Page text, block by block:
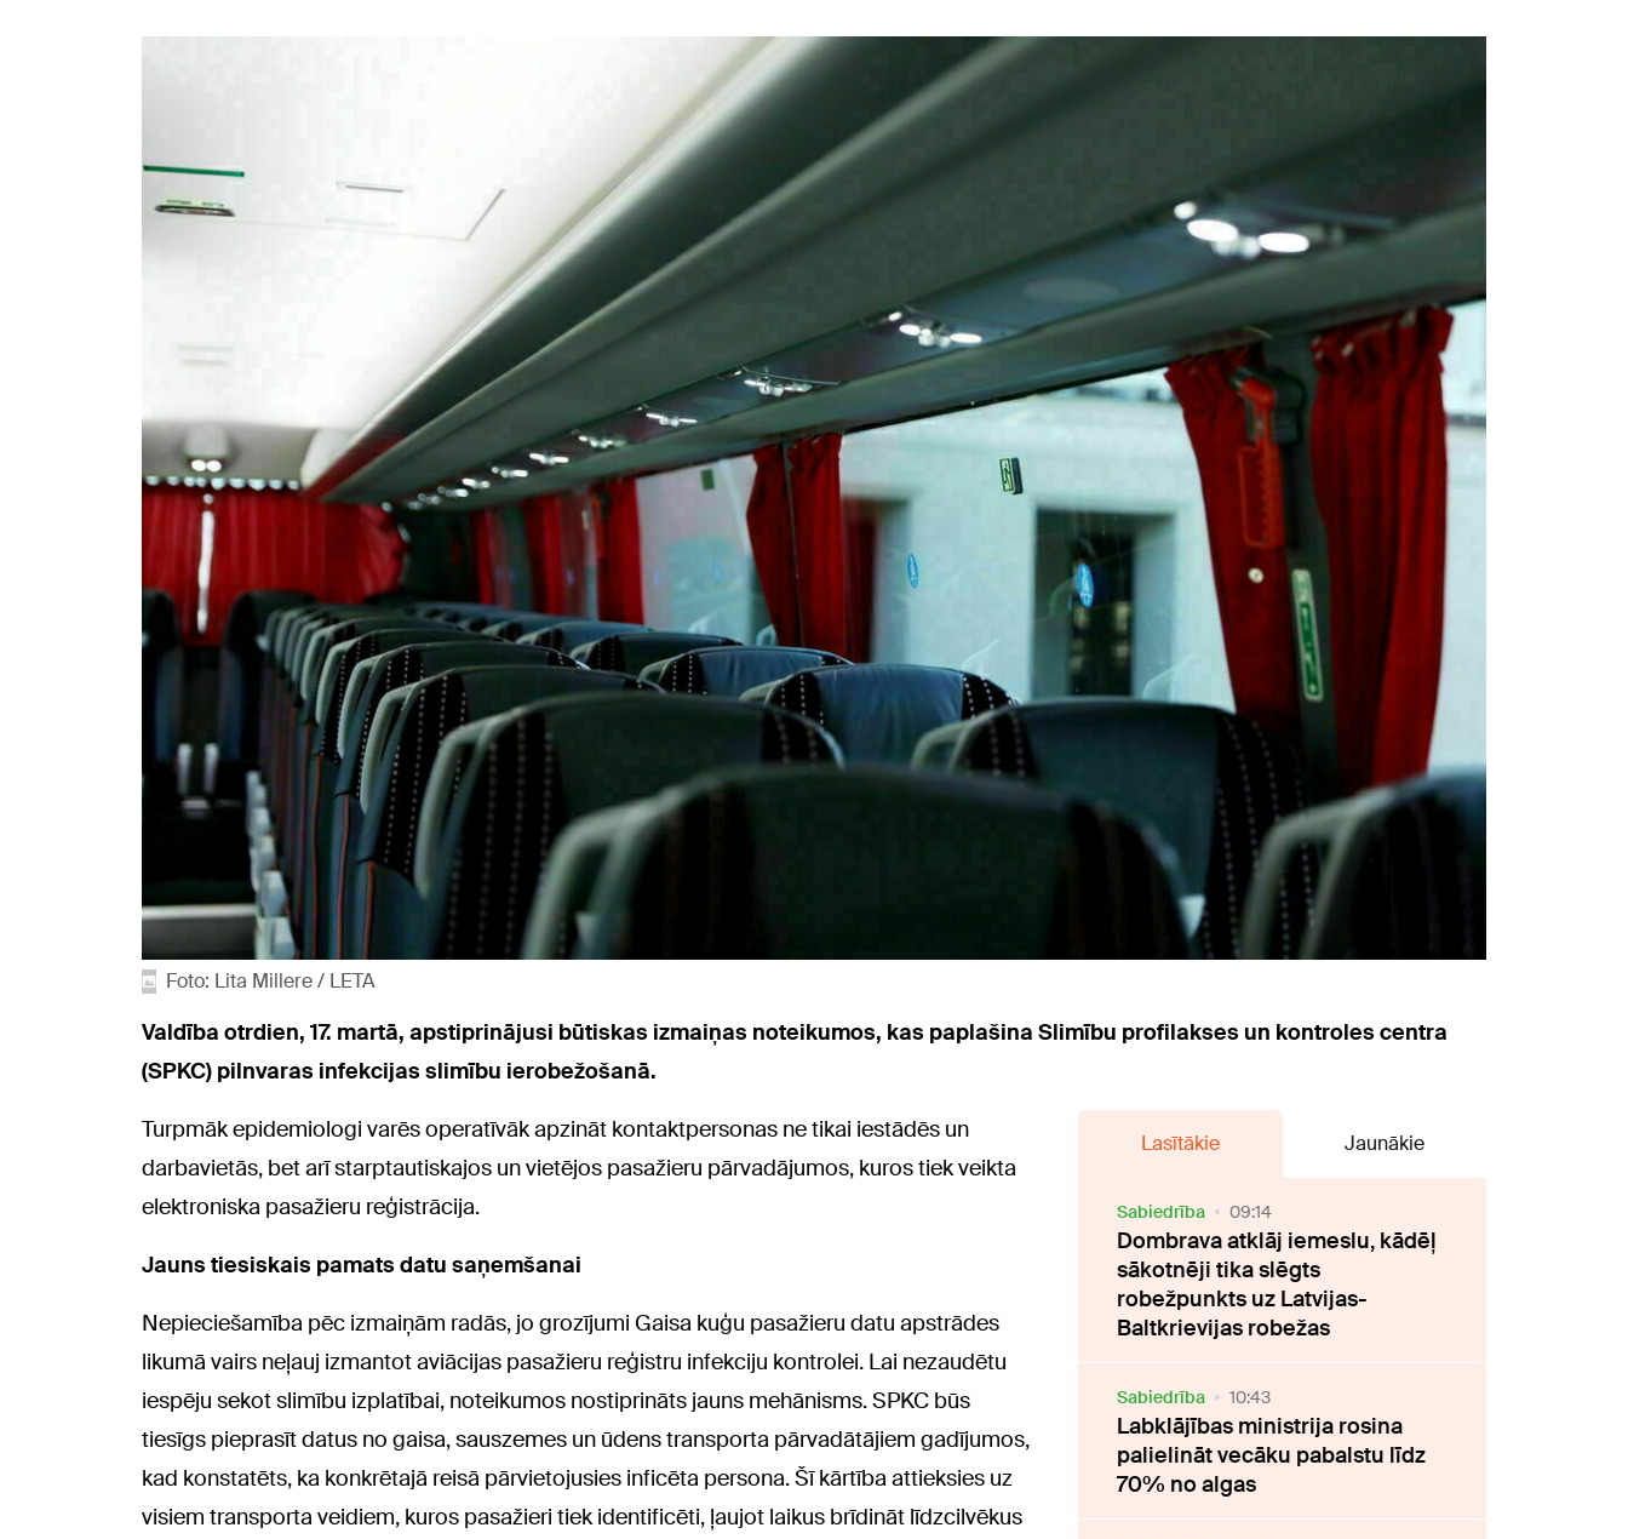
Foto: Lita Millere / LETA
Valdība otrdien, 17. martā, apstiprinājusi būtiskas izmaiņas noteikumos, kas paplašina Slimību profilakses un kontroles centra
(SPKC) pilnvaras infekcijas slimību ierobežošanā.
Turpmāk epidemiologi varēs operatīvāk apzināt kontaktpersonas ne tikai iestādēs un
darbavietās, bet arī starptautiskajos un vietējos pasažieru pārvadājumos, kuros tiek veikta
elektroniska pasažieru reģistrācija.
Jauns tiesiskais pamats datu saņemšanai
Nepieciešamība pēc izmaiņām radās, jo grozījumi Gaisa kuģu pasažieru datu apstrādes
likumā vairs neļauj izmantot aviācijas pasažieru reģistru infekciju kontrolei. Lai nezaudētu
iespēju sekot slimību izplatībai, noteikumos nostiprināts jauns mehānisms. SPKC būs
tiesīgs pieprasīt datus no gaisa, sauszemes un ūdens transporta pārvadātājiem gadījumos,
kad konstatēts, ka konkrētajā reisā pārvietojusies inficēta persona. Šī kārtība attieksies uz
visiem transporta veidiem, kuros pasažieri tiek identificēti, ļaujot laikus brīdināt līdzcilvēkus
Lasītākie Jaunākie
Sabiedrība 09:14
Dombrava atklāj iemeslu, kādēļ
sākotnēji tika slēgts
robežpunkts uz Latvijas-
Baltkrievijas robežas
Sabiedrība 10:43
Labklājības ministrija rosina
palielināt vecāku pabalstu līdz
70% no algas